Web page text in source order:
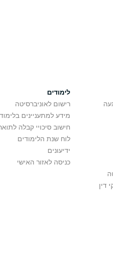
דין
לימודים
רישום לאוניברסיטה
מידע למתעניינים
חישוב סיכויי קבלה
לוח שנת הלימודים
ידיעונים
כניסה לאזור האישי